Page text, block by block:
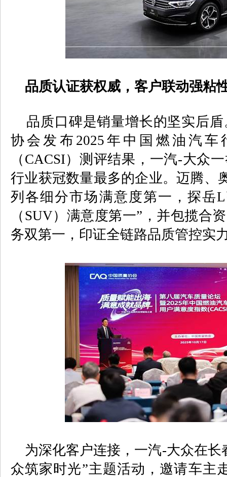
品质认证获权威，客户联动强粘
品质口碑是销量增长的坚实后盾
协会发布 2025 年中国燃油汽车
（ CACSI）测评结果，一汽-大众
行业获冠数量最多的企业。迈腾、
列各细分市场满意度第一，探岳L
（ SUV）满意度第一”，并包揽合
务双第一，印证全链路品质管控实
为深化客户连接，一汽-大众在长
众筑家时光”主题活动，邀请车主